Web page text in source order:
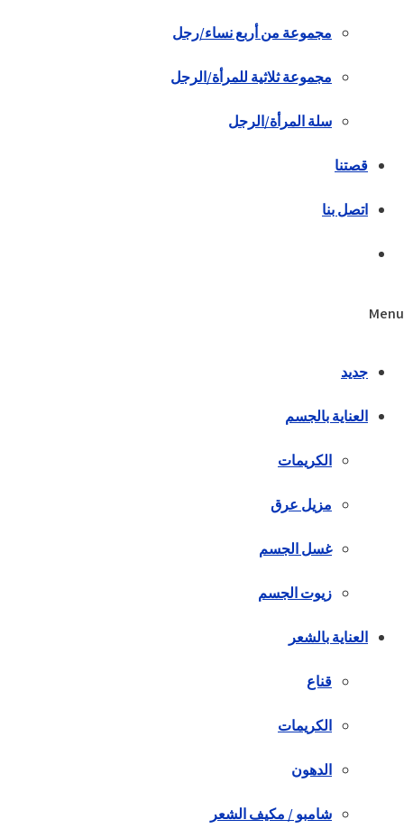
مجموعة من أربع نساء/رجل
مجموعة ثلاثية للمرأة/الرجل
سلة المرأة/الرجل
قصتنا
اتصل بنا
Menu
جديد
العناية بالجسم
الكريمات
مزيل عرق
غسل الجسم
زيوت الجسم
العناية بالشعر
قناع
الكريمات
الدهون
شامبو / مكيف الشعر